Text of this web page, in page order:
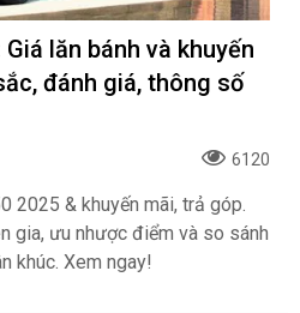
lăn bánh và khuyến
đánh giá, thông số
6120
2025 & khuyến mãi, trả góp.
gia, ưu nhược điểm và so sánh
khúc. Xem ngay!